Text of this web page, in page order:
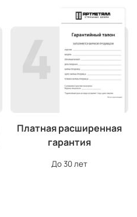
Платная расширенная
гарантия
До 30 лет